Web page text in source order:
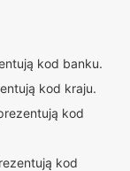
kod banku.
kod kraju.
kod
kod